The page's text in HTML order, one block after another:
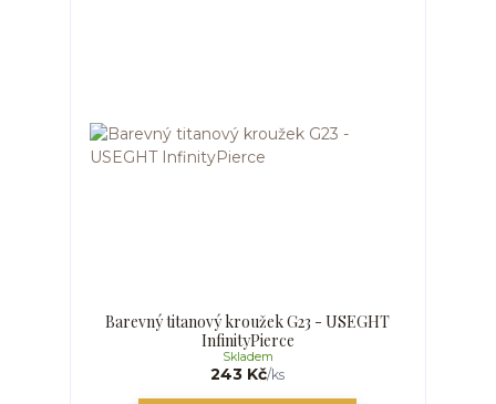
Barevný titanový kroužek G23 - USEGHT
InfinityPierce
243 Kč/ks
Skladem